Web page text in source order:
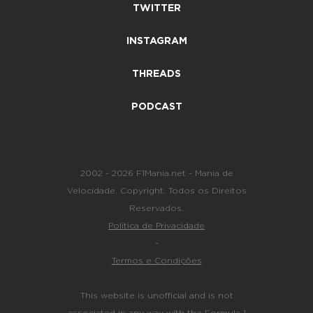
TWITTER
INSTAGRAM
THREADS
PODCAST
2002 - 2026 F1Mania.net - Mania de
Velocidade. Copyright. Todos os Direitos
Reservados.
Política de Privacidade
-
Termos e Condições
This website is unofficial and is not